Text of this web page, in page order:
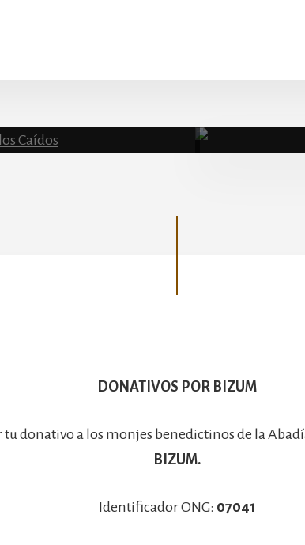
DONATIVOS POR BIZUM
tu donativo a los monjes benedictinos de la
BIZUM.
Identificador ONG: 07041